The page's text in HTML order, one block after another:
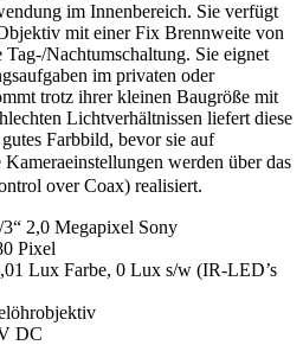
im Innenbereich. Sie verfügt
mit einer Fix Brennweite von
Nachtumschaltung. Sie eignet
im privaten oder
trotz ihrer kleinen Baugröße mit
Lichtverhältnissen liefert diese
Farbbild, bevor sie auf
Kameraeinstellungen werden über das
over Coax) realisiert.
2,0 Megapixel Sony
Pixel
Lux Farbe, 0 Lux s/w (IR-LED’s
DC